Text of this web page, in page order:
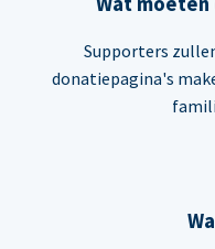
Supporters
donatiepagina's